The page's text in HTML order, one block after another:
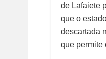
de Lafaiete
que o
descartada
que permite